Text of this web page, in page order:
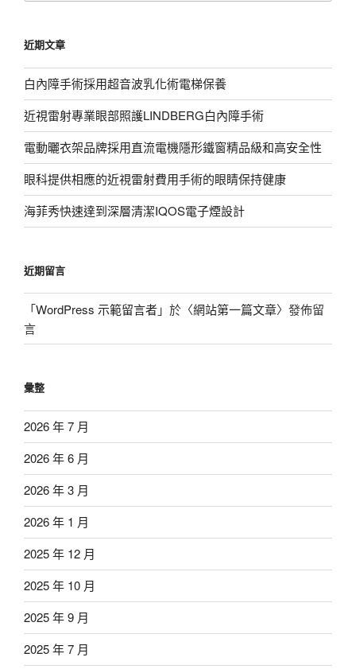
字:
近期文章
白內障手術採用超音波乳化術電梯保養
近視雷射專業眼部照護LINDBERG白內障手術
電動曬衣架品牌採用直流電機隱形鐵窗精品級和高安全性
眼科提供相應的近視雷射費用手術的眼睛保持健康
海菲秀快速達到深層清潔IQOS電子煙設計
近期留言
「WordPress 示範留言者」於〈網站第一篇文章〉發佈留
言
彙整
2026 年 7 月
2026 年 6 月
2026 年 3 月
2026 年 1 月
2025 年 12 月
2025 年 10 月
2025 年 9 月
2025 年 7 月